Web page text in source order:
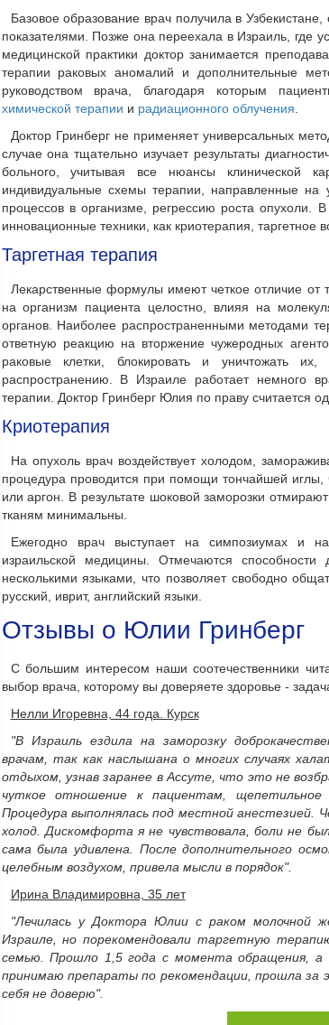
Базовое образование врач получила в
показателями. Позже она переехала в Израиль, где
медицинской практики доктор занимается
терапии раковых аномалий и дополнительные
руководством врача, благодаря которым
химической терапии и радиационного облучения.
Доктор Гринберг не применяет универсальных
случае она тщательно изучает результаты
больного, учитывая все нюансы клинической
индивидуальные схемы терапии, направленные на
процессов в организме, регрессию роста опухоли.
инновационные техники, как криотерапия, таргетное
Таргетная терапия
Лекарственные формулы имеют четкое отличие от
на организм пациента целостно, влияя на
органов. Наиболее распространенными методами
ответную реакцию на вторжение чужеродных
раковые клетки, блокировать и уничтожать
распространению. В Израиле работает немного
терапии. Доктор Гринберг Юлия по праву считается
Криотерапия
На опухоль врач воздействует холодом,
процедура проводится при помощи тончайшей иглы,
или аргон. В результате шоковой заморозки
тканям минимальны.
Ежегодно врач выступает на симпозиумах и
израильской медицины. Отмечаются
несколькими языками, что позволяет свободно
русский, иврит, английский языки.
Отзывы о Юлии Гринберг
С большим интересом наши соотечественники
выбор врача, которому вы доверяете здоровье -
Нелли Игоревна, 44 года. Курск
"В Израиль ездила на заморозку
врачам, так как наслышана о многих случаях
отдыхом, узнав заранее в Ассуте, что это не
чуткое отношение к пациентам, щепетильное
Процедура выполнялась под местной анестезией.
холод. Дискомфорта я не чувствовала, боли не
сама была удивлена. После дополнительного
целебным воздухом, привела мысли в порядок".
Ирина Владимировна, 35 лет
"Лечилась у Доктора Юлии с раком молочной
Израиле, но порекомендовали таргетную
семью. Прошло 1,5 года с момента обращения, а
принимаю препараты по рекомендации, прошла за
себя не доверю".